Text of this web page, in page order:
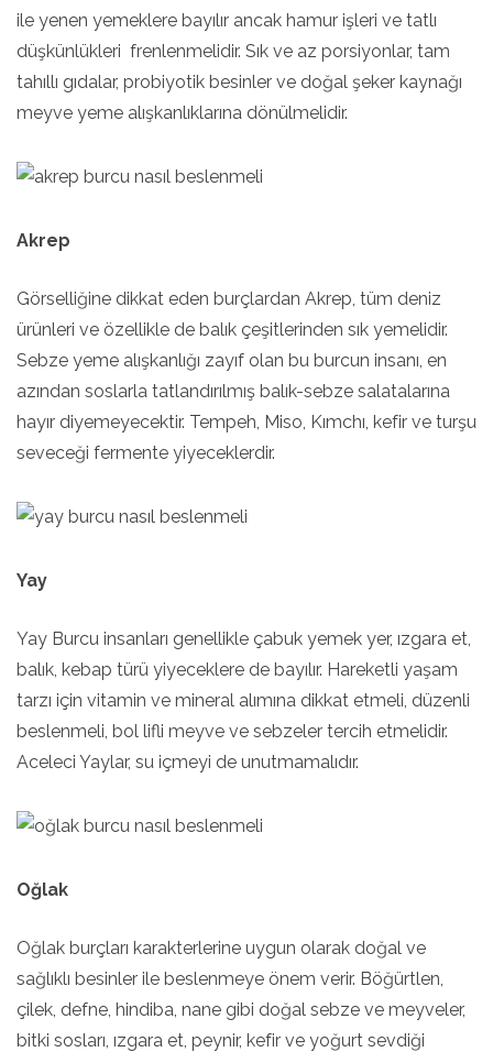
ile yenen yemeklere bayılır ancak hamur işleri ve tatlı
düşkünlükleri frenlenmelidir. Sık ve az porsiyonlar, tam
tahıllı gıdalar, probiyotik besinler ve doğal şeker kaynağı
meyve yeme alışkanlıklarına dönülmelidir.
Akrep
Görselliğine dikkat eden burçlardan Akrep, tüm deniz
ürünleri ve özellikle de balık çeşitlerinden sık yemelidir.
Sebze yeme alışkanlığı zayıf olan bu burcun insanı, en
azından soslarla tatlandırılmış balık-sebze salatalarına
hayır diyemeyecektir. Tempeh, Miso, Kımchı, kefir ve turşu
seveceği fermente yiyeceklerdir.
Yay
Yay Burcu insanları genellikle çabuk yemek yer, ızgara et,
balık, kebap türü yiyeceklere de bayılır. Hareketli yaşam
tarzı için vitamin ve mineral alımına dikkat etmeli, düzenli
beslenmeli, bol lifli meyve ve sebzeler tercih etmelidir.
Aceleci Yaylar, su içmeyi de unutmamalıdır.
Oğlak
Oğlak burçları karakterlerine uygun olarak doğal ve
sağlıklı besinler ile beslenmeye önem verir. Böğürtlen,
çilek, defne, hindiba, nane gibi doğal sebze ve meyveler,
bitki sosları, ızgara et, peynir, kefir ve yoğurt sevdiği